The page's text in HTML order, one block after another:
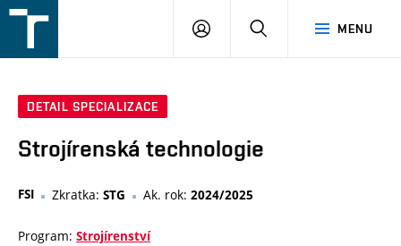
v
MENU
PŘIHLÁŠENÍ
DETAIL SPECIALIZACE
Strojírenská technologie
FSI Zkratka: STG Ak. rok: 2024/2025
Program: Strojírenství